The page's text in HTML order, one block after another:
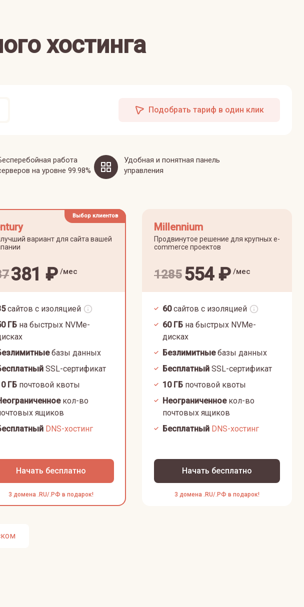
хостинга
Подобрать тариф в один клик
работа
на уровне 99.98%
Удобная и понятная панель
управления
Выбор клиентов
вариант для сайта вашей
381 ₽ /мес
сайтов с изоляцией
ГБ на быстрых NVMe-
базы данных
SSL-сертификат
ГБ почтовой квоты
кол-во
ящиков
DNS-хостинг
Начать бесплатно
3 домена .RU/.РФ в подарок!
Millennium
Продвинутое решение для крупных e-
commerce проектов
1285 554₽ /мес
60 сайтов с изоляцией
60ГБ на быстрых NVMe-
дисках
Безлимитныебазы данных
Бесплатный SSL-сертификат
10ГБ почтовой квоты
Неограниченноекол-во
почтовых ящиков
Бесплатный DNS-хостинг
Начать бесплатно
3 домена .RU/.РФ в подарок!